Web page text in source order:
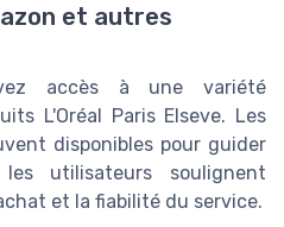
et autres
accès à une variété
L'Oréal Paris Elseve. Les
disponibles pour guider
utilisateurs soulignent
et la fiabilité du service.